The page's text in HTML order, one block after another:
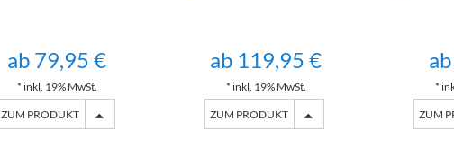
ab 79,95 €
* inkl. 19% MwSt.
ZUM PRODUKT
ab 119,95 €
* inkl. 19% MwSt.
ZUM PRODUKT
*
ZUM